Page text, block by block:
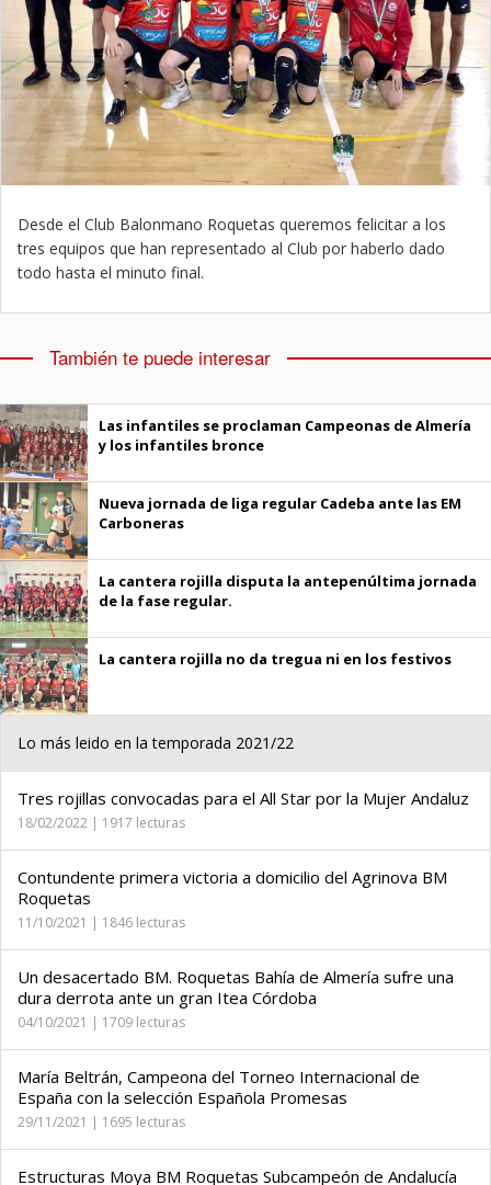
Desde el Club Balonmano Roquetas queremos felicitar a los
tres equipos que han representado al Club por haberlo dado
todo hasta el minuto final.
También te puede interesar
Las infantiles se proclaman Campeonas de Almería
y los infantiles bronce
Nueva jornada de liga regular Cadeba ante las EM
Carboneras
La cantera rojilla disputa la antepenúltima jornada
de la fase regular.
La cantera rojilla no da tregua ni en los festivos
Lo más leido en la temporada 2021/22
Tres rojillas convocadas para el All Star por la Mujer Andaluz
18/02/2022 | 1917 lecturas
Contundente primera victoria a domicilio del Agrinova BM
Roquetas
11/10/2021 | 1846 lecturas
Un desacertado BM. Roquetas Bahía de Almería sufre una
dura derrota ante un gran Itea Córdoba
04/10/2021 | 1709 lecturas
María Beltrán, Campeona del Torneo Internacional de
España con la selección Española Promesas
29/11/2021 | 1695 lecturas
Estructuras Moya BM Roquetas Subcampeón de Andalucía